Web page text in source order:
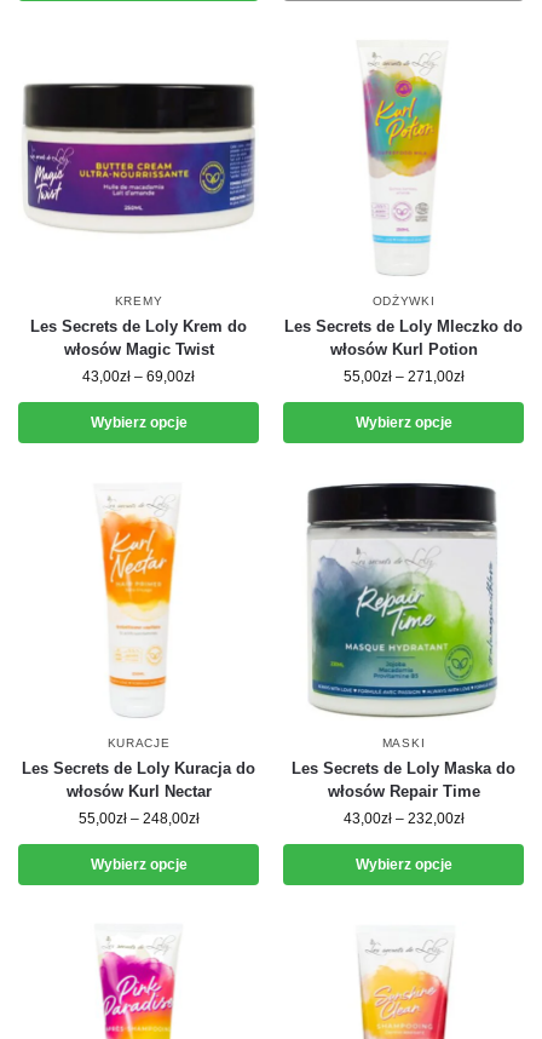
KREMY
Les Secrets de Loly Krem do
włosów Magic Twist
43,00zł – 69,00zł
Wybierz opcje
ODŻYWKI
Les Secrets de Loly Mleczko do
włosów Kurl Potion
55,00zł – 271,00zł
Wybierz opcje
KURACJE
Les Secrets de Loly Kuracja do
włosów Kurl Nectar
55,00zł – 248,00zł
Wybierz opcje
MASKI
Les Secrets de Loly Maska do
włosów Repair Time
43,00zł – 232,00zł
Wybierz opcje